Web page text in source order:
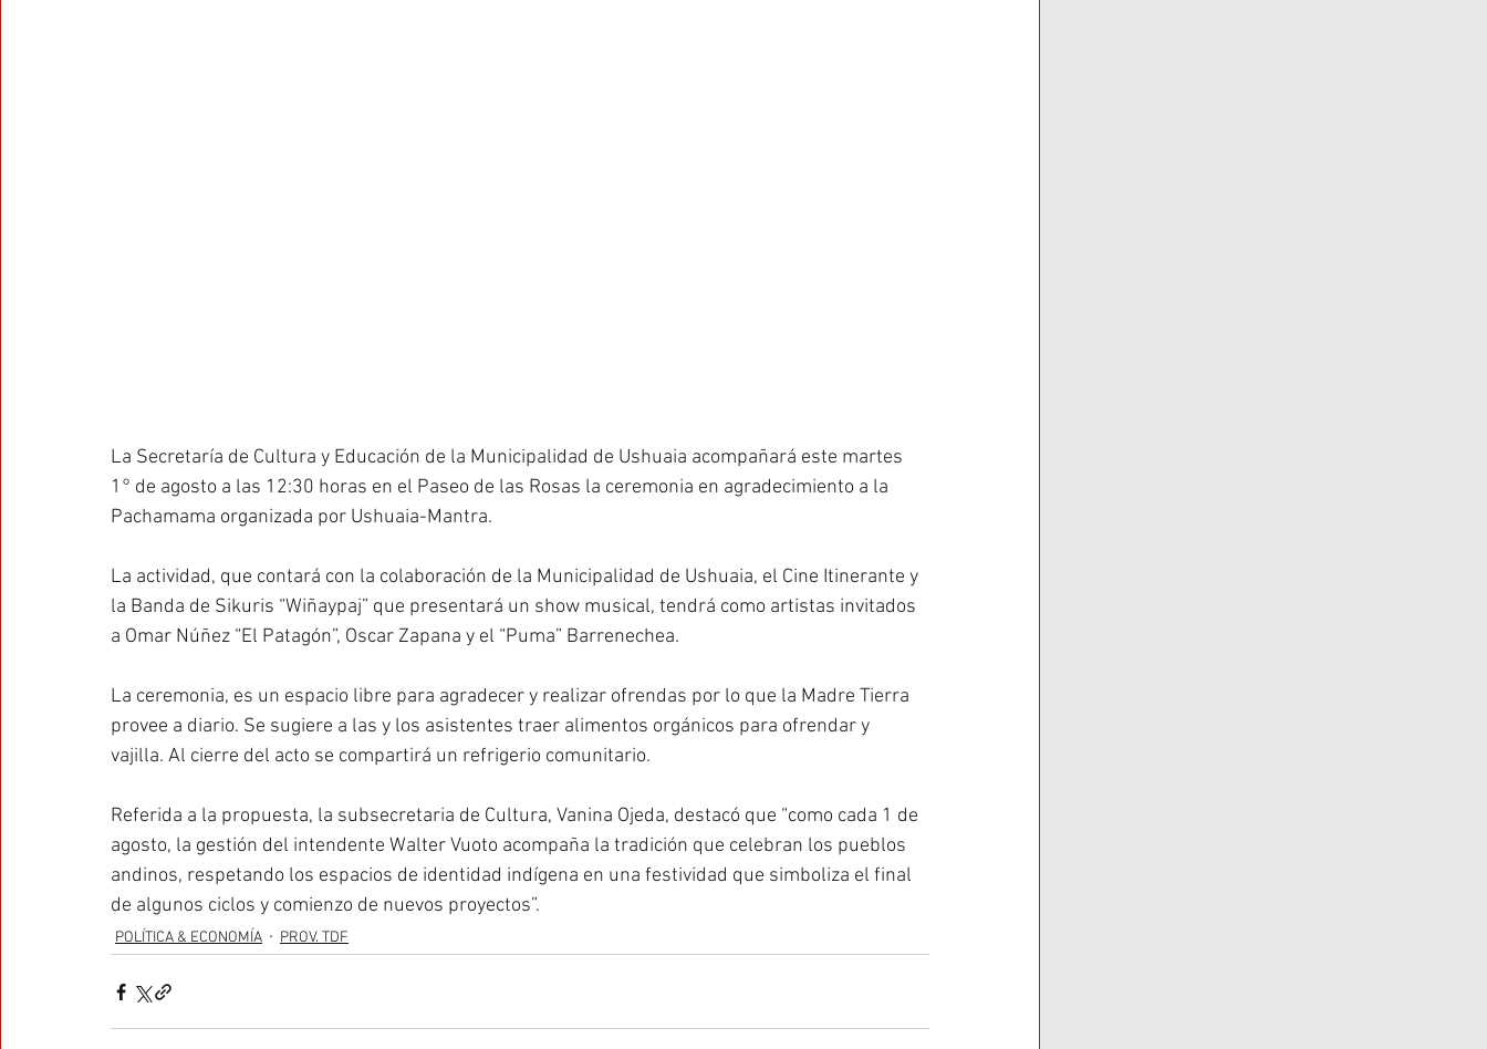
La Secretaría de Cultura y Educación de la Municipalidad de Ushuaia acompañará este martes
1° de agosto a las 12:30 horas en el Paseo de las Rosas la ceremonia en agradecimiento a la
Pachamama organizada por Ushuaia-Mantra.
La actividad, que contará con la colaboración de la Municipalidad de Ushuaia, el Cine Itinerante y
la Banda de Sikuris “Wiñaypaj” que presentará un show musical, tendrá como artistas invitados
a Omar Núñez “El Patagón”, Oscar Zapana y el “Puma” Barrenechea.
La ceremonia, es un espacio libre para agradecer y realizar ofrendas por lo que la Madre Tierra
provee a diario. Se sugiere a las y los asistentes traer alimentos orgánicos para ofrendar y
vajilla. Al cierre del acto se compartirá un refrigerio comunitario.
Referida a la propuesta, la subsecretaria de Cultura, Vanina Ojeda, destacó que “como cada 1 de
agosto, la gestión del intendente Walter Vuoto acompaña la tradición que celebran los pueblos
andinos, respetando los espacios de identidad indígena en una festividad que simboliza el final
de algunos ciclos y comienzo de nuevos proyectos”.
POLÍTICA & ECONOMÍA PROV. TDF